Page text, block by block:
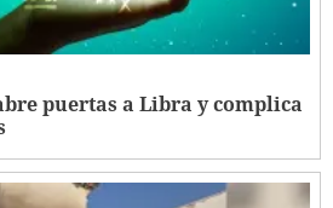
puertas a Libra y complica